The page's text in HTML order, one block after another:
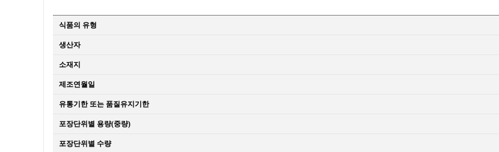
식품의 유형
생산자
소재지
제조연월일
유통기한 또는 품질유지기한
포장단위별 용량(중량)
포장단위별 수량